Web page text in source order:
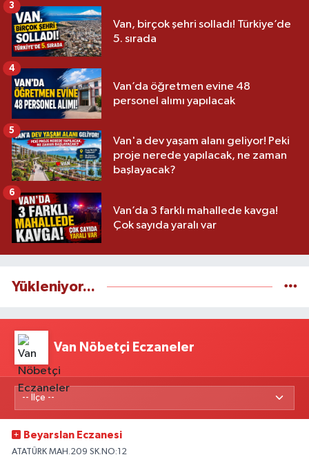
Van, birçok şehri solladı! Türkiye’de
5. sırada
3
Van’da öğretmen evine 48
personel alımı yapılacak
4
Van'a dev yaşam alanı geliyor! Peki
proje nerede yapılacak, ne zaman
başlayacak?
5
Van’da 3 farklı mahallede kavga!
Çok sayıda yaralı var
6
Yükleniyor...
Van Nöbetçi Eczaneler
Beyarslan Eczanesi
ATATÜRK MAH.209 SK.NO:12